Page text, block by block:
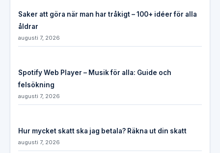
Saker att göra när man har tråkigt – 100+ idéer för alla
åldrar
augusti 7, 2026
Spotify Web Player – Musik för alla: Guide och
felsökning
augusti 7, 2026
Hur mycket skatt ska jag betala? Räkna ut din skatt
augusti 7, 2026